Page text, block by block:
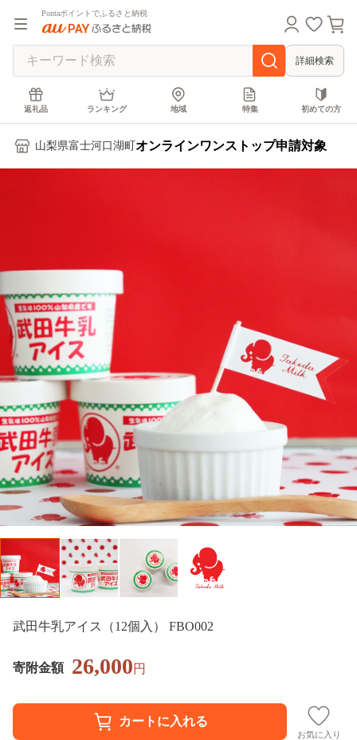
Pontaポイントでふるさと納税
詳細検索
返礼品 ランキング 地域 特集 初めての方
山梨県富士河口湖町 オンラインワンストップ申請対象
武田牛乳アイス（12個入） FBO002
寄附金額 26,000円
お気に入り